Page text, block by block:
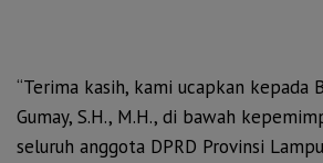
“Terima kasih, kami ucapkan kepada
Gumay, S.H., M.H., di bawah
seluruh anggota DPRD Provinsi